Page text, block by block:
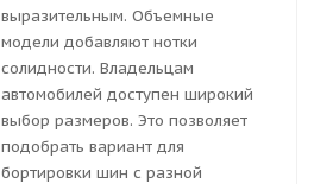
выразительным. Объемные
модели добавляют нотки
солидности. Владельцам
автомобилей доступен широкий
выбор размеров. Это позволяет
подобрать вариант для
бортировки шин с разной